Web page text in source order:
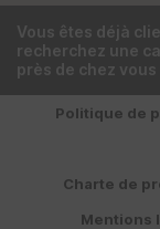
Vous êtes déjà
recherchez une
près de chez vous
Politique de
Charte de
Mentions